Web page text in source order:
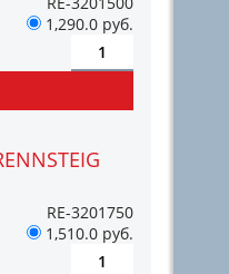
1,290.0 руб.
RE-3201750
1,510.0 руб.